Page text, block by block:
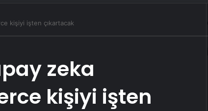
kişiyi işten çıkartacak
zeka
kişiyi işten